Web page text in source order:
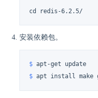
cd redis-6.2.5/
安装依赖包。
$ apt-get update
$ apt install